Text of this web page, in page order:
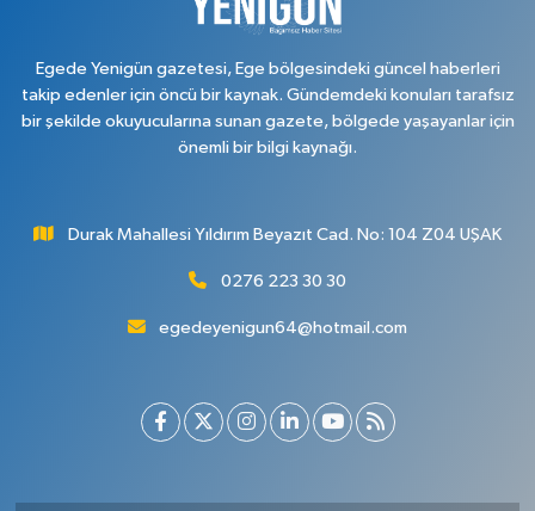
Egede Yenigün gazetesi, Ege bölgesindeki güncel haberleri
takip edenler için öncü bir kaynak. Gündemdeki konuları tarafsız
bir şekilde okuyucularına sunan gazete, bölgede yaşayanlar için
önemli bir bilgi kaynağı.
Durak Mahallesi Yıldırım Beyazıt Cad. No: 104 Z04 UŞAK
0276 223 30 30
egedeyenigun64@hotmail.com